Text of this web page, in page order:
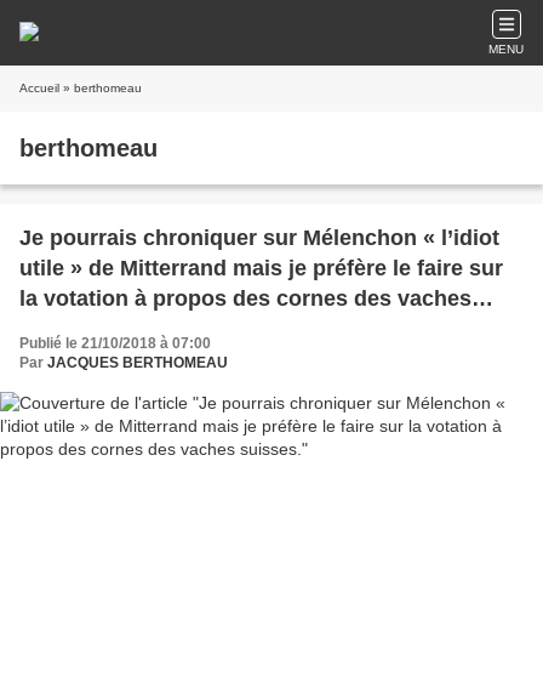
MENU
Accueil » berthomeau
berthomeau
Je pourrais chroniquer sur Mélenchon « l’idiot
utile » de Mitterrand mais je préfère le faire sur
la votation à propos des cornes des vaches
suisses.
Publié le 21/10/2018 à 07:00
Par JACQUES BERTHOMEAU